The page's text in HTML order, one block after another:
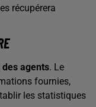
récupérera
agents. Le
fournies,
les statistiques